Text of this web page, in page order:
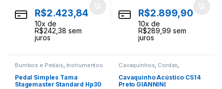
R$2.423,84
10x de
R$242,38 sem
juros
R$2.899,90
10x de
R$289,99 sem
juros
Bumbos e Pedais Instrumentos
Percussao
Pedal Simples Tama
Stagemaster Standard Hp30
Cavaquinhos Cordas
Instrumentos Musicais
Cavaquinho Acústico CS14
Preto GIANNINI